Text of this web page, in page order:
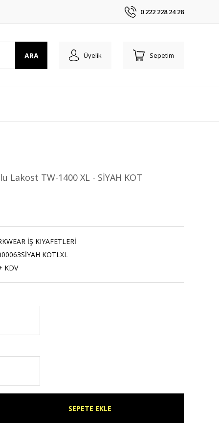
0 222 228 24 28
ARA Üyelik Sepetim
Lakost TW-1400 XL - SİYAH KOT
İŞ KIYAFETLERİ
KOTLXL
KDV
SEPETE EKLE